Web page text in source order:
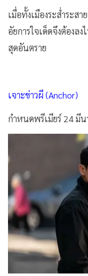
เมื่อทั้งเมืองระส่ำระส
อัยการใจเด็ดจึงต้องล
สุดอันตราย
เจาะข่าวผี (Anchor)
กำหนดพรีเมียร์ 24 มีน